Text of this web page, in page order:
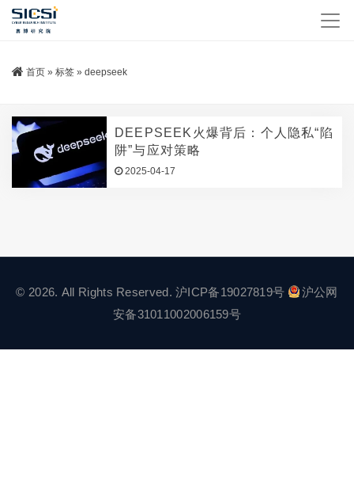
首页 » 标签 » deepseek
DEEPSEEK火爆背后：个人隐私“陷
阱”与应对策略
2025-04-17
© 2026. All Rights Reserved.沪ICP备19027819号
沪公网
安备31011002006159号